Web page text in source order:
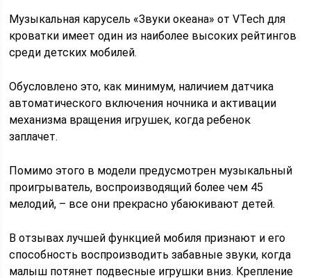
Музыкальная карусель «Звуки океана» от VTech для
кроватки имеет один из наиболее высоких рейтингов
среди детских мобилей.
Обусловлено это, как минимум, наличием датчика
автоматического включения ночника и активации
механизма вращения игрушек, когда ребенок
заплачет.
Помимо этого в модели предусмотрен музыкальный
проигрыватель, воспроизводящий более чем 45
мелодий, – все они прекрасно убаюкивают детей.
В отзывах лучшей функцией мобиля признают и его
способность воспроизводить забавные звуки, когда
малыш потянет подвесные игрушки вниз. Крепление